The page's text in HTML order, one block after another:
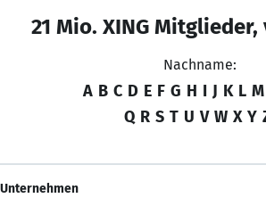
21 Mio. XING Mitglieder,
Nachname:
A B C D E F G H I J K L M
Q R S T U V W X Y
Unternehmen